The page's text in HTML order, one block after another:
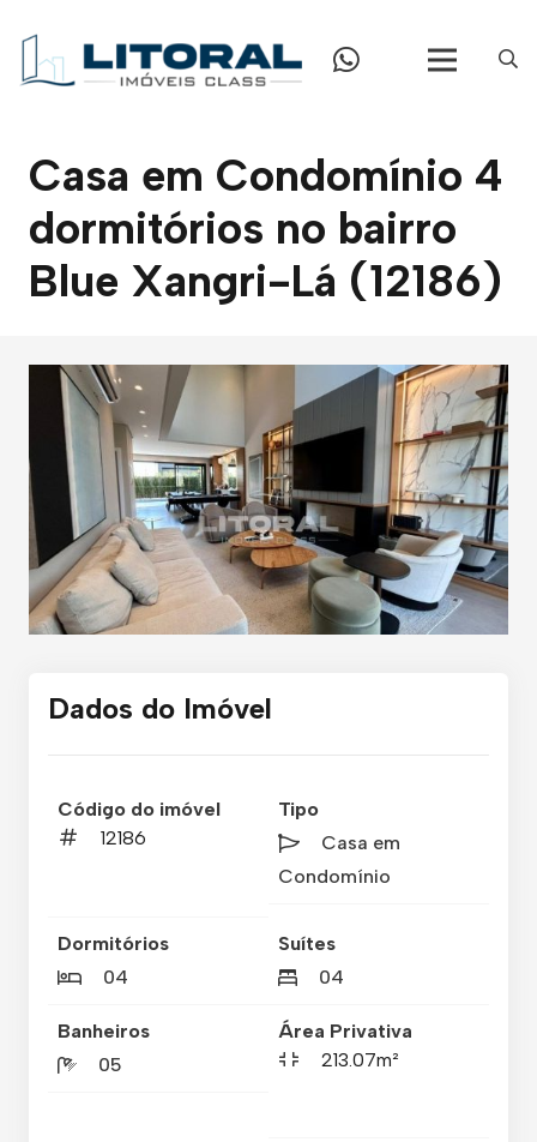
Casa em Condomínio 4
dormitórios no bairro
Blue Xangri-Lá (12186)
Dados do Imóvel
Código do imóvel
12186
Tipo
Casa em
Condomínio
Dormitórios
04
Suítes
04
Banheiros
05
Área Privativa
213.07m²